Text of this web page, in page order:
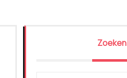
Zoeken